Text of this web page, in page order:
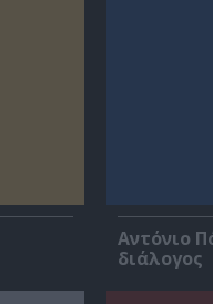
Αντόνιο
διάλογος